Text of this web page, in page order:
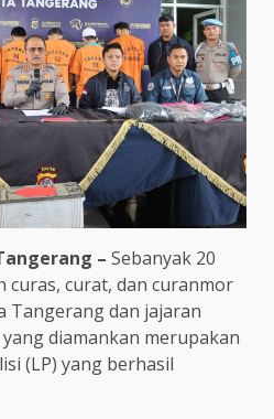
– Sebanyak 20
curas, curat, dan curanmor
Tangerang dan jajaran
diamankan merupakan
(LP) yang berhasil